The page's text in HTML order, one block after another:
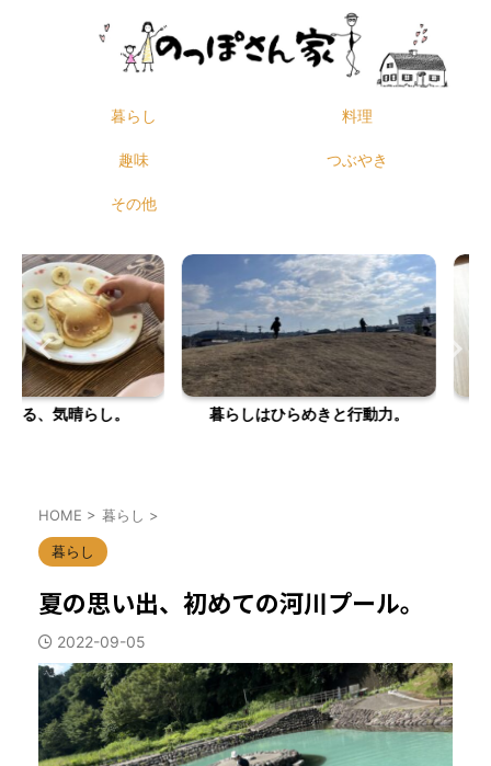
暮らし 料理
趣味 つぶやき
その他
晴らし。 暮らしはひらめきと行動力。
HOME > 暮らし >
暮らし
夏の思い出、初めての河川プール。
2022-09-05